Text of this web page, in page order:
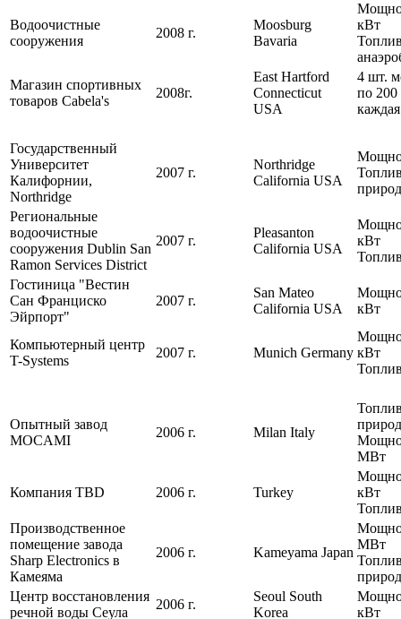
Водоочистные
сооружения
2008 г.
Moosburg
Bavaria
кВт
Магазин спортивных
товаров Cabela's
2008г.
East Hartford
Connecticut
USA
4 шт.
по 200
каждая
Государственный
Университет
Калифорнии,
Northridge
2007 г.
Northridge
California USA
Региональные
водоочистные
сооружения Dublin San
Ramon Services District
2007 г.
Pleasanton
California USA
кВт
Гостиница "Вестин
Сан Франциско
Эйрпорт"
2007 г.
San Mateo
California USA
кВт
Компьютерный центр
T-Systems
2007 г. Munich Germany кВт
Опытный завод
MOCAMI
2006 г. Milan Italy
МВт
Компания TBD 2006 г. Turkey
кВт
Производственное
помещение завода
Sharp Electronics в
Камеяма
2006 г. Kameyama Japan
МВт
Центр восстановления
речной воды Сеула
2006 г.
Seoul South
Korea
кВт